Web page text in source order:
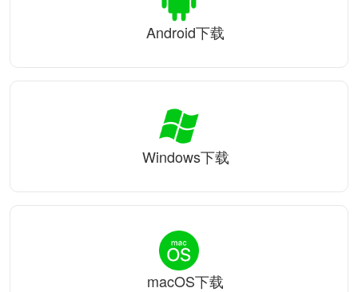
Android下载
Windows下载
macOS下载